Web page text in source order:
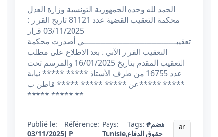
الحمد لله وحده الجمهورية التونسية وزارة العدل
محكمة التعقيب القضية عدد 81121 تاريخ القرار :
03/11/2025 قرار
تعقيبــــــــــــــــــــــــــــــــــــــي أصدرت محكمة
التعقيب القرار الآتي : بعد الاطلاع على مطلب
التعقيب المقدم بتاريخ 16/01/2025 والمرسم تحت
عدد 16755 من طرف الأستاذ ***** ***** نيابة
عن ***** ***** ***** قاطن ب***** *****
***** ***** **
Publié le:
03/11/2025
Référence:
J P
Pays:
Tunisie,
Tags: #هضم
حقوق الدفاع
ar